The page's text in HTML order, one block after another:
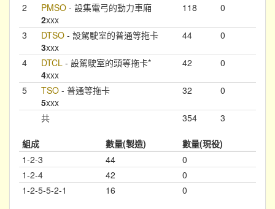
2 PMSO - 設集電弓的動力車廂
2xxx
118 0
3 DTSO - 設駕駛室的普通等拖卡
3xxx
44 0
4 DTCL - 設駕駛室的頭等拖卡*
4xxx
42 0
5 TSO - 普通等拖卡
5xxx
32 0
共 354 3
組成 數量(製造)
數量(現役)
1-2-3
44
0
1-2-4
42
0
1-2-5-5-2-1
16 0